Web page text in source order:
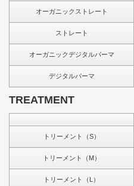
オーガニックストレート
ストレート
オーガニックデジタルパーマ
デジタルパーマ
TREATMENT
トリーメント（S）
トリーメント（M）
トリーメント（L）